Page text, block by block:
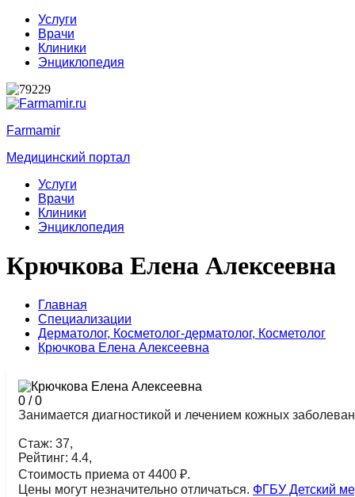
Услуги
Врачи
Клиники
Энциклопедия
Farmamir
Медицинский портал
Услуги
Врачи
Клиники
Энциклопедия
Крючкова Елена Алексеевна
Главная
Специализации
Дерматолог, Косметолог-дерматолог, Косметолог
Крючкова Елена Алексеевна
0 /0
Занимается диагностикой и лечением кожных
Стаж: 37,
Рейтинг: 4.4,
Стоимость приема от 4400 ₽.
Цены могут незначительно отличаться. ФГБУ Детский